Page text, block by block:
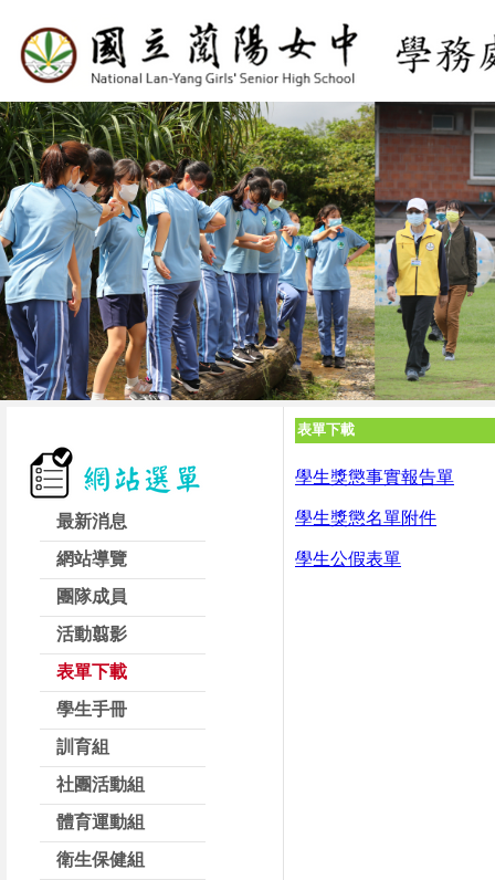
最新消息
網站導覽
團隊成員
活動翦影
表單下載
學生手冊
訓育組
社團活動組
體育運動組
衛生保健組
表單下載
學生獎懲事實報告單
學生獎懲名單附件
學生公假表單